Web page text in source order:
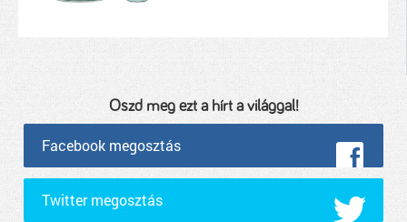
Oszd meg ezt a hírt a világgal!
Facebook megosztás
Twitter megosztás